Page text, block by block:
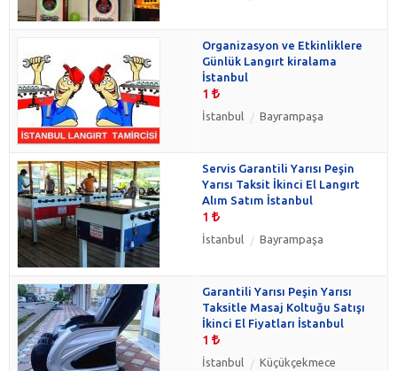
Organizasyon ve Etkinliklere
Günlük Langırt kiralama
İstanbul
1
İstanbul Bayrampaşa
Servis Garantili Yarısı Peşin
Yarısı Taksit İkinci El Langırt
Alım Satım İstanbul
1
İstanbul Bayrampaşa
Garantili Yarısı Peşin Yarısı
Taksitle Masaj Koltuğu Satışı
İkinci El Fiyatları İstanbul
1
İstanbul Küçükçekmece